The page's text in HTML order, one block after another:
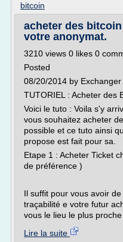
bitcoin
acheter des
votre anonymat.
3210 views 0 likes 0
Posted
08/20/2014 by Exchanger
TUTORIEL : Acheter des
Voici le tuto : Voila s'y
vous souhaitez acheter
possible et ce tuto ainsi
propose est fait pour sa.
Etape 1 : Acheter Ticket
de préférence )
Il suffit pour vous avoir
traçabilité e votre futur
vous le lieu le plus proche
Lire la suite